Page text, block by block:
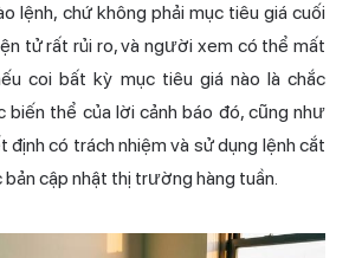
lệnh, chứ không phải mục tiêu giá cuối
tử rất rủi ro, và người xem có thể mất
coi bất kỳ mục tiêu giá nào là chắc
biến thể của lời cảnh báo đó, cũng như
định có trách nhiệm và sử dụng lệnh cắt
bản cập nhật thị trường hàng tuần.